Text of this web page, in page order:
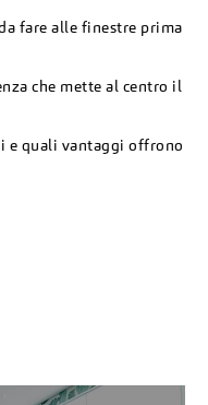
fare alle finestre prima
che mette al centro il
e quali vantaggi offrono